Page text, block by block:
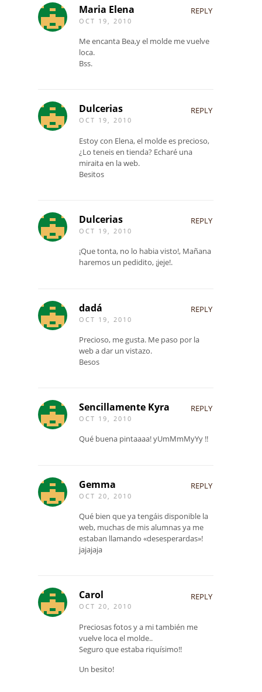
Maria Elena
OCT 19, 2010
REPLY
Me encanta Bea,y el molde me vuelve
loca.
Bss.
Dulcerias
OCT 19, 2010
REPLY
Estoy con Elena, el molde es precioso,
¿Lo teneis en tienda? Echaré una
miraita en la web.
Besitos
Dulcerias
OCT 19, 2010
REPLY
¡Que tonta, no lo habia visto!, Mañana
haremos un pedidito, ¡jeje!.
dadá
OCT 19, 2010
REPLY
Precioso, me gusta. Me paso por la
web a dar un vistazo.
Besos
Sencillamente Kyra
OCT 19, 2010
REPLY
Qué buena pintaaaa! yUmMmMyYy !!
Gemma
OCT 20, 2010
REPLY
Qué bien que ya tengáis disponible la
web, muchas de mis alumnas ya me
estaban llamando «desesperardas»!
jajajaja
Carol
OCT 20, 2010
REPLY
Preciosas fotos y a mi también me
vuelve loca el molde..
Seguro que estaba riquísimo!!
Un besito!